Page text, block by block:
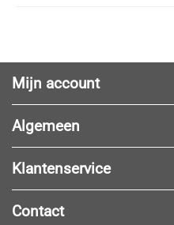
Mijn account
Algemeen
Klantenservice
Contact